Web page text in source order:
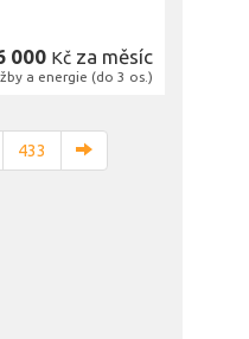
000 Kč za měsíc
a energie (do 3 os.)
433